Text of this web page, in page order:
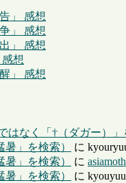
」 感想
」 感想
」 感想
想
」 感想
はなく「†（ダガー）」
」を検索）
に
」を検索）
に asiamoth
」を検索）
に